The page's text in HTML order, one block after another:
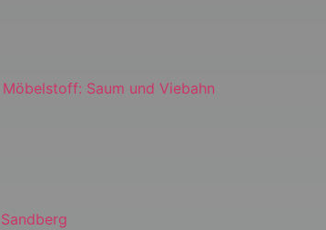
Saum und Viebahn